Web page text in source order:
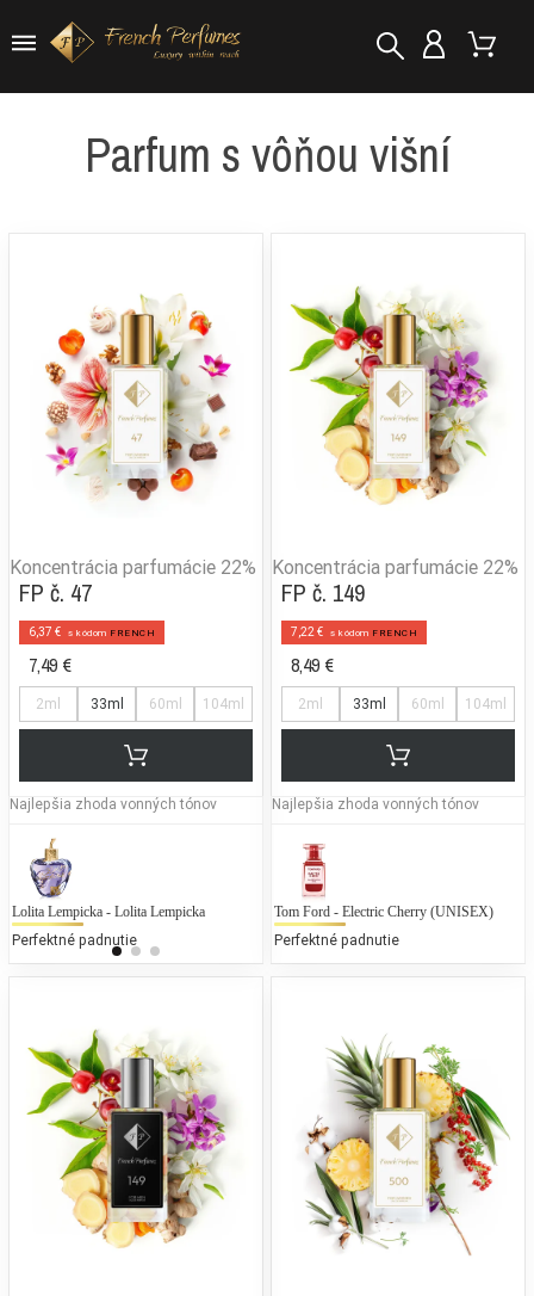
Parfum s vôňou višní
Koncentrácia parfumácie 22%
FP č. 47
6,37 € s kódom FRENCH
7,49 €
2ml 33ml 60ml 104ml
Najlepšia zhoda vonných tónov
Lolita Lempicka - Lolita Lempicka
Perfektné padnutie
Calvin Klein - CK2 (UNISEX)
25 % bežných vonných tónov
Koncentrácia parfumácie 22%
FP č. 149
7,22 € s kódom FRENCH
8,49 €
2ml 33ml 60ml 104ml
Najlepšia zhoda vonných tónov
Tom Ford - Electric Cherry (UNISEX)
Perfektné padnutie